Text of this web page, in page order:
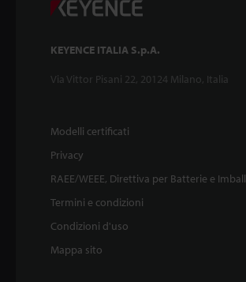
KEYENCE ITALIA S.p.A.
Via Vittor Pisani 22, 20124 Milano, Italia
Modelli certificati
Privacy
RAEE/WEEE, Direttiva per Batterie e
Termini e condizioni
Condizioni d'uso
Mappa sito